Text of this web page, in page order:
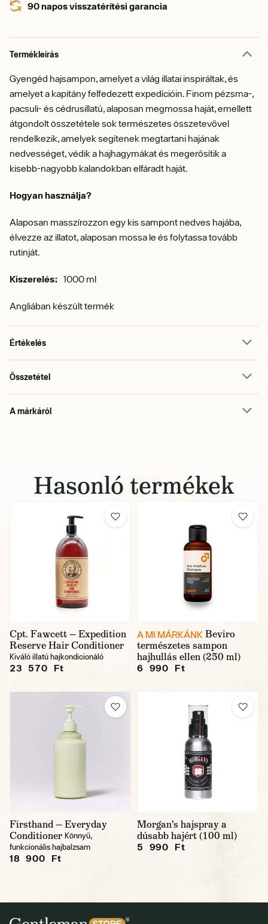
90 napos visszatérítési garancia
Termékleírás
Gyengéd hajsampon, amelyet a világ illatai inspiráltak, és
amelyet a kapitány felfedezett expedícióin. Finom pézsma-,
pacsuli- és cédrusillatú, alaposan megmossa haját, emellett
átgondolt összetétele sok természetes összetevővel
rendelkezik, amelyek segítenek megtartani hajának
nedvességet, védik a hajhagymákat és megerősítik a
kisebb-nagyobb kalandokban elfáradt haját.
Hogyan használja?
Alaposan masszírozzon egy kis sampont nedves hajába,
élvezze az illatot, alaposan mossa le és folytassa tovább
rutinját.
Kiszerelés: 1000 ml
Angliában készült termék
Értékelés
Összetétel
A márkáról
Hasonló termékek
Cpt. Fawcett — Expedition
Reserve Hair Conditioner
Kiváló illatú hajkondicionáló
23 570 Ft
A MI MÁRKÁNK Beviro
természetes sampon
hajhullás ellen (250 ml)
6 990 Ft
Firsthand — Everyday
Conditioner Könnyű,
funkcionális hajbalzsam
18 900 Ft
Morgan's hajspray a
dúsabb hajért (100 ml)
5 990 Ft